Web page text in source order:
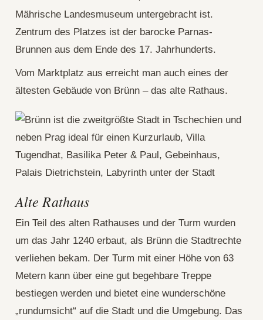
Mährische Landesmuseum untergebracht ist.
Zentrum des Platzes ist der barocke Parnas-
Brunnen aus dem Ende des 17. Jahrhunderts.
Vom Marktplatz aus erreicht man auch eines der
ältesten Gebäude von Brünn – das alte Rathaus.
Alte Rathaus
Ein Teil des alten Rathauses und der Turm wurden
um das Jahr 1240 erbaut, als Brünn die Stadtrechte
verliehen bekam. Der Turm mit einer Höhe von 63
Metern kann über eine gut begehbare Treppe
bestiegen werden und bietet eine wunderschöne
„rundumsicht“ auf die Stadt und die Umgebung. Das